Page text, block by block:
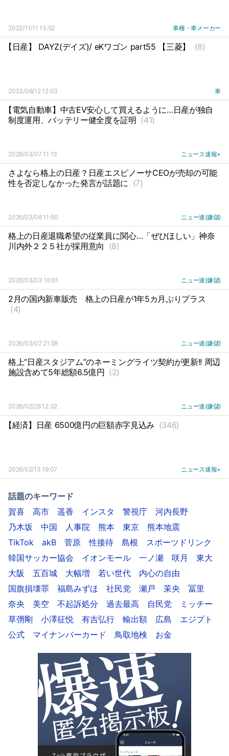
2022/11/11 13:52 車種・車メーカー
【日産】 DAYZ(デイズ)/ eKワゴン part55 【三菱】 (8)
2023/06/12 12:03 車
【電気自動車】中古EV安心して買えるように…日産が独自
制度運用、バッテリー健全度を証明 (41)
2026/03/07 11:13 ニュース速報+
さよなら格上の日産？日産エスピノーサCEOが売却の可能
性を否定しなかった発言が話題に (7)
2026/03/08 11:00 ニュー速(嫌儲)
格上の日産退職希望の従業員に関心…「ぜひほしい」神奈
川内外２２５社が採用意向 (8)
2026/03/03 16:01 ニュー速(嫌儲)
2月の国内新車販売
格上の日産が1年5カ月ぶりプラス
(4)
2026/03/02 21:58 ニュー速(嫌儲)
格上“日産スタジアム”のネーミングライツ契約が更新!! 周辺
施設含めて5年総額6.5億円 (2)
2026/02/28 12:32 ニュー速(嫌儲)
【経済】日産 6500億円の巨額赤字見込み (346)
2026/02/13 19:07 ニュース速報+
話題のキーワード
賀喜
高市 遥香 インスタ 警視庁
河内長野
乃木坂
中国 人事院 熊本 東京
熊本地震
TikTok
akB 菅原 性接待 島根
スポーツドリンク
韓国サッカー協会
イオンモール 一ノ瀬 咲月
東大
大阪
五百城 大幅増 若い世代
内心の自由
国旗損壊罪
福島みずほ 社民党 瀬戸 茉央
冨里
奈央
美空 不起訴処分 過去最高 自民党
ミッチー
草彅剛
小澤征悦 有吉弘行 輸出額 広島
エジプト
公式
マイナンバーカード 鳥取地検 お金